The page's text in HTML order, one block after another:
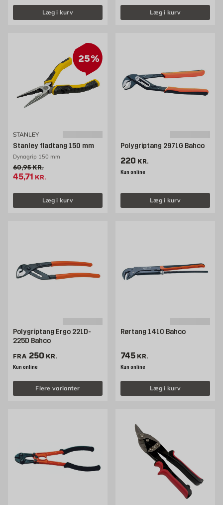
Læg i kurv Læg i kurv
25%
STANLEY
Stanley fladtang 150 mm
Dynagrip 150 mm
Gammel pris 60.95 kr. /stk
60,95KR.
Tilbudspris 45.71 kr. /stk
45,71 KR.
Læg i kurv
Polygriptang 2971G Bahco
Pris 220 kr. /stk
220 KR.
Kun online
Læg i kurv
Polygriptang Ergo 221D-
225D Bahco
FRA Pris 250 kr. /stk
250 KR.
Kun online
Flere varianter
Rørtang 1410 Bahco
Pris 745 kr. /stk
745 KR.
Kun online
Læg i kurv